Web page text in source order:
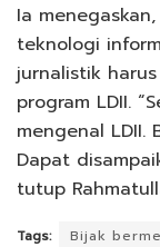
Ia
teknologi
jurnalistik
program LDII.
mengenal LDII.
Dapat
tutup
Tags: Bijak